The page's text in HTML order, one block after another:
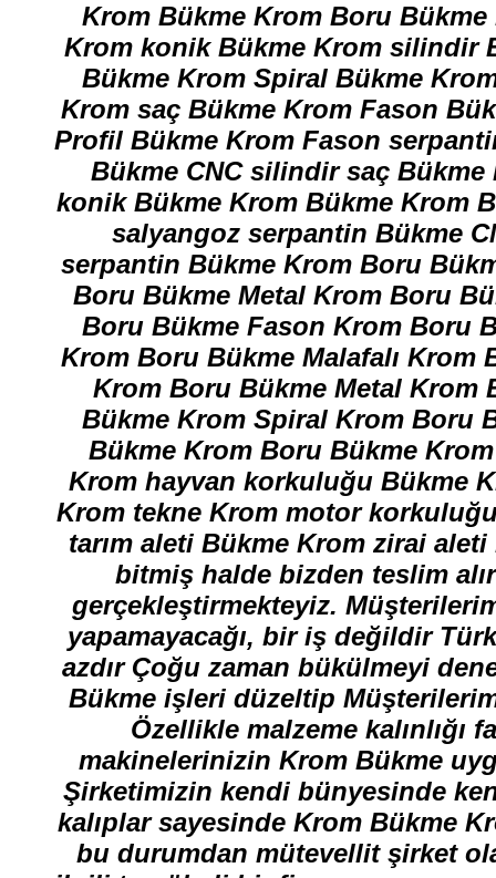
Krom Bükme Krom Boru
Krom konik Bükme Krom silindir
Bükme Krom Spiral Bükme
Krom saç Bükme Krom Fason
Profil Bükme Krom Fason
Bükme CNC silindir saç
konik Bükme Krom Bükme Krom
salyangoz serpantin Bükme
serpantin Bükme Krom Boru
Boru Bükme Metal Krom Boru
Boru Bükme Fason Krom Boru
Krom Boru Bükme Malafalı Krom
Krom Boru Bükme Metal Krom
Bükme Krom Spiral Krom Boru
Bükme Krom Boru Bükme
Krom hayvan korkuluğu Bükme
Krom tekne Krom motor
tarım aleti Bükme Krom zirai
bitmiş halde bizden teslim
gerçekleştirmekteyiz.
yapamayacağı, bir iş değildir
azdır Çoğu zaman bükülmeyi
Bükme işleri düzeltip
Özellikle malzeme kalınlığı
makinelerinizin Krom Bükme
Şirketimizin kendi bünyesinde
kalıplar sayesinde Krom Bükme
bu durumdan mütevellit şirket